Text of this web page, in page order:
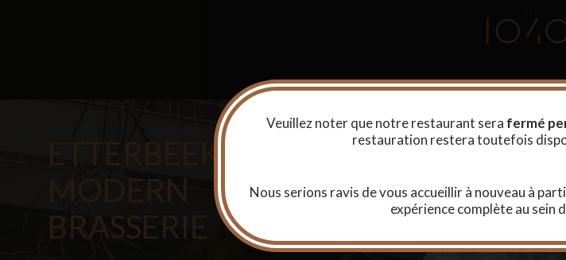
ETTERBEEK’S
MODERN
BRASSERIE
Veuillez noter que notre restaurant sera fermé
restauration restera toutefois
Nous serions ravis de vous accueillir à nouveau à
expérience complète au sein